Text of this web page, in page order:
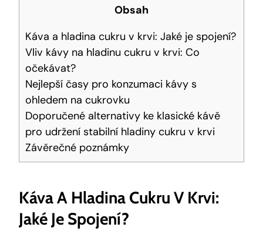
Obsah
Káva a hladina cukru v krvi: Jaké je spojení?
Vliv kávy na hladinu cukru v krvi: Co
očekávat?
Nejlepší časy pro konzumaci kávy s
ohledem na cukrovku
Doporučené alternativy ke klasické kávě
pro udržení stabilní hladiny cukru v krvi
Závěrečné poznámky
Káva A Hladina Cukru V Krvi:
Jaké Je Spojení?